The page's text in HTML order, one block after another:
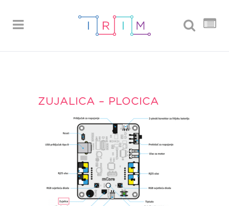
ZUJALICA – PLOCICA